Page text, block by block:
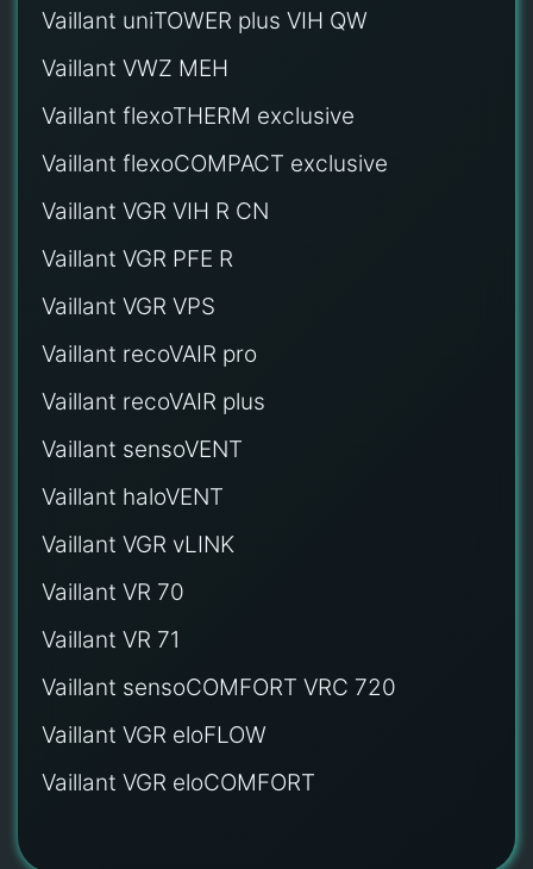
Vaillant uniTOWER plus VIH QW
Vaillant VWZ MEH
Vaillant flexoTHERM exclusive
Vaillant flexoCOMPACT exclusive
Vaillant VGR VIH R CN
Vaillant VGR PFE R
Vaillant VGR VPS
Vaillant recoVAIR pro
Vaillant recoVAIR plus
Vaillant sensoVENT
Vaillant haloVENT
Vaillant VGR vLINK
Vaillant VR 70
Vaillant VR 71
Vaillant sensoCOMFORT VRC 720
Vaillant VGR eloFLOW
Vaillant VGR eloCOMFORT